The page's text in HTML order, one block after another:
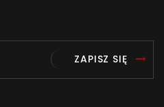
ZAPISZ SIĘ